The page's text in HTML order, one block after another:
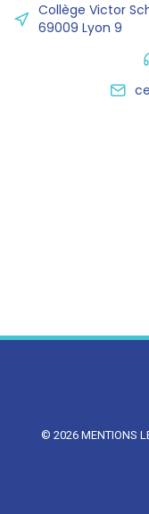
Collège Victor
69009 Lyon 9
© 2026 MENTIONS